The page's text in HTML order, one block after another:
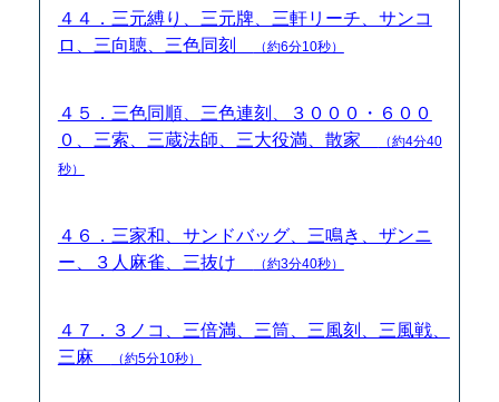
４４．三元縛り、三元牌、三軒リーチ、サンコ
ロ、三向聴、三色同刻
（約6分10秒）
４５．三色同順、三色連刻、３０００・６００
０、三索、三蔵法師、三大役満、散家
（約4分40
秒）
４６．三家和、サンドバッグ、三鳴き、ザンニ
ー、３人麻雀、三抜け
（約3分40秒）
４７．３ノコ、三倍満、三筒、三風刻、三風戦、
三麻
（約5分10秒）